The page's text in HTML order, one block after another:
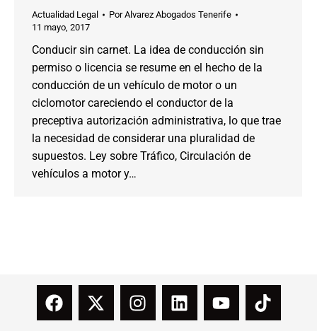
Actualidad Legal PorAlvarez Abogados Tenerife
11 mayo, 2017
Conducir sin carnet. La idea de conducción sin
permiso o licencia se resume en el hecho de la
conducción de un vehículo de motor o un
ciclomotor careciendo el conductor de la
preceptiva autorización administrativa, lo que trae
la necesidad de considerar una pluralidad de
supuestos. Ley sobre Tráfico, Circulación de
vehículos a motor y…